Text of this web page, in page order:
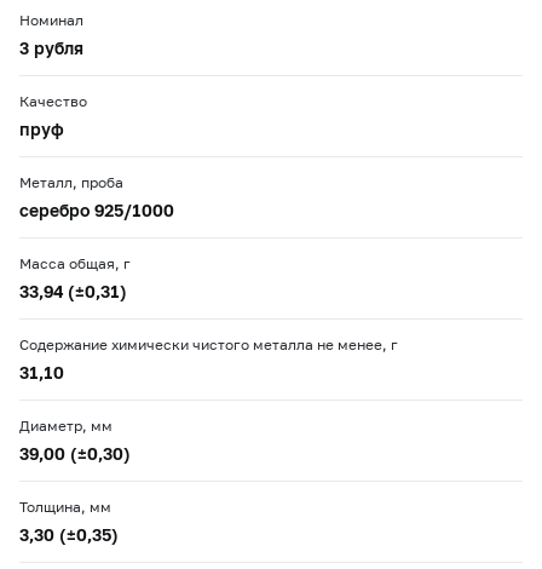
Номинал
3 рубля
Качество
пруф
Металл, проба
серебро 925/1000
Масса общая, г
33,94 (±0,31)
Содержание химически чистого металла не менее, г
31,10
Диаметр, мм
39,00 (±0,30)
Толщина, мм
3,30 (±0,35)